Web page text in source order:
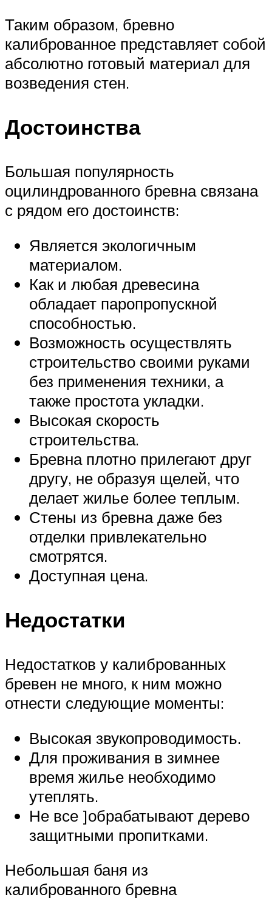
Таким образом, бревно
калиброванное представляет собой
абсолютно готовый материал для
возведения стен.
Достоинства
Большая популярность
оцилиндрованного бревна связана
с рядом его достоинств:
Является экологичным
материалом.
Как и любая древесина
обладает паропропускной
способностью.
Возможность осуществлять
строительство своими руками
без применения техники, а
также простота укладки.
Высокая скорость
строительства.
Бревна плотно прилегают друг
другу, не образуя щелей, что
делает жилье более теплым.
Стены из бревна даже без
отделки привлекательно
смотрятся.
Доступная цена.
Недостатки
Недостатков у калиброванных
бревен не много, к ним можно
отнести следующие моменты:
Высокая звукопроводимость.
Для проживания в зимнее
время жилье необходимо
утеплять.
Не все ]обрабатывают дерево
защитными пропитками.
Небольшая баня из
калиброванного бревна